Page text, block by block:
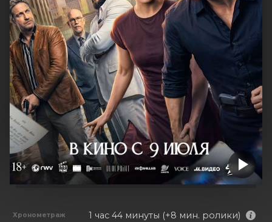
Хронометраж 1 час 44 минуты (+8 мин. ролики)